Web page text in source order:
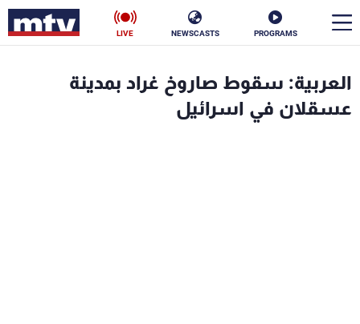
PROGRAMS
NEWSCASTS
LIVE
العربية: سقوط صاروخ غراد بمدينة
عسقلان في اسرائيل
الأخبار